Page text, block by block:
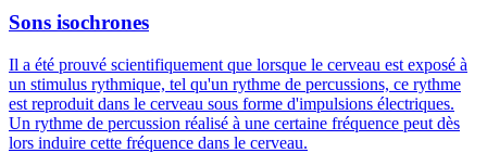
Sons isochrones
Il a été prouvé scientifiquement que lorsque le cerveau est exposé à
un stimulus rythmique, tel qu'un rythme de percussions, ce rythme
est reproduit dans le cerveau sous forme d'impulsions électriques.
Un rythme de percussion réalisé à une certaine fréquence peut dès
lors induire cette fréquence dans le cerveau.